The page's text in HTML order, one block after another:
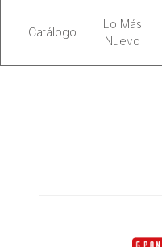
Catálogo
Lo Más
Nuevo